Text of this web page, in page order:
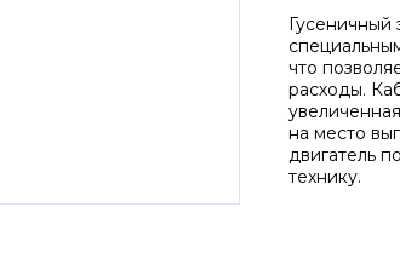
Гусеничный
что
расходы.
на место
двигатель
технику.